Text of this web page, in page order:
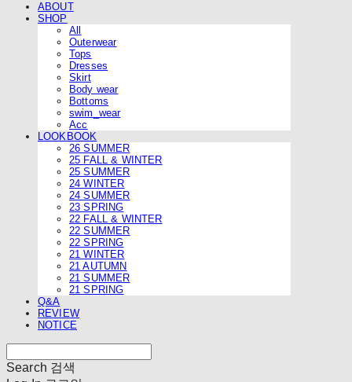
ABOUT
SHOP
All
Outerwear
Tops
Dresses
Skirt
Body wear
Bottoms
swim_wear
Acc
LOOKBOOK
26 SUMMER
25 FALL & WINTER
25 SUMMER
24 WINTER
24 SUMMER
23 SPRING
22 FALL & WINTER
22 SUMMER
22 SPRING
21 WINTER
21 AUTUMN
21 SUMMER
21 SPRING
Q&A
REVIEW
NOTICE
Search 검색